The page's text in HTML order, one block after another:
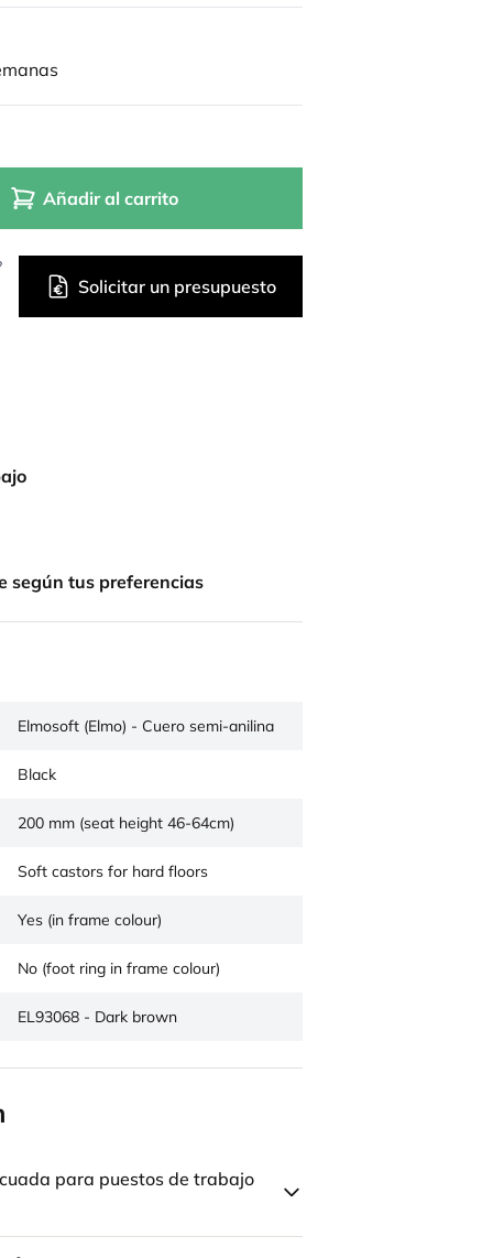
Añadir al carrito
Solicitar un presupuesto
según tus preferencias
Elmosoft (Elmo) - Cuero semi-anilina
Black
200 mm (seat height 46-64cm)
Soft castors for hard floors
Yes (in frame colour)
No (foot ring in frame colour)
EL93068 - Dark brown
para puestos de trabajo